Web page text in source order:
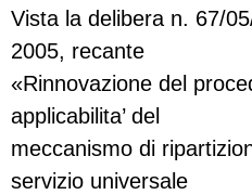
Vista la delibera n. 67/
2005, recante
«Rinnovazione del
applicabilita’ del
meccanismo di
servizio universale